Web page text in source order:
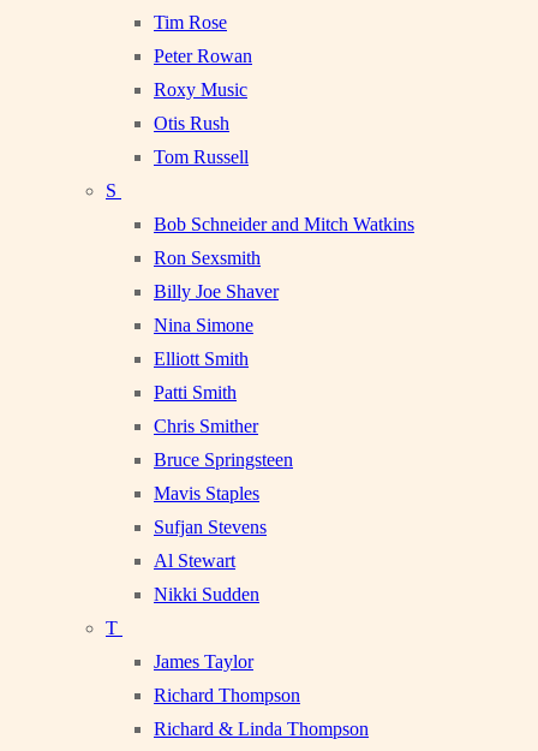
Tim Rose
Peter Rowan
Roxy Music
Otis Rush
Tom Russell
S
Bob Schneider and Mitch Watkins
Ron Sexsmith
Billy Joe Shaver
Nina Simone
Elliott Smith
Patti Smith
Chris Smither
Bruce Springsteen
Mavis Staples
Sufjan Stevens
Al Stewart
Nikki Sudden
T
James Taylor
Richard Thompson
Richard & Linda Thompson